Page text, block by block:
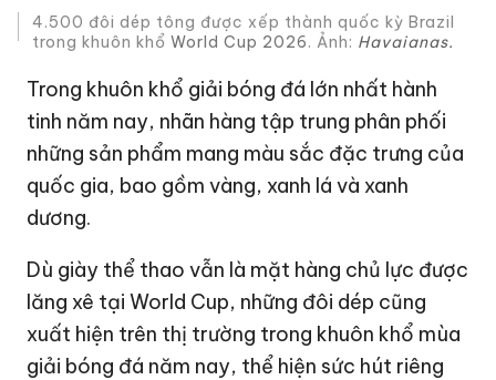
4.500 đôi dép tông được xếp thành quốc kỳ Brazil
trong khuôn khổWorld Cup 2026. Ảnh: Havaianas.
Trong khuôn khổ giải bóng đá lớn nhất hành
tinh năm nay, nhãn hàng tập trung phân phối
những sản phẩm mang màu sắc đặc trưng của
quốc gia, bao gồm vàng, xanh lá và xanh
dương.
Dù giày thể thao vẫn là mặt hàng chủ lực được
lăng xê tại World Cup, những đôi dép cũng
xuất hiện trên thị trường trong khuôn khổ mùa
giải bóng đá năm nay, thể hiện sức hút riêng